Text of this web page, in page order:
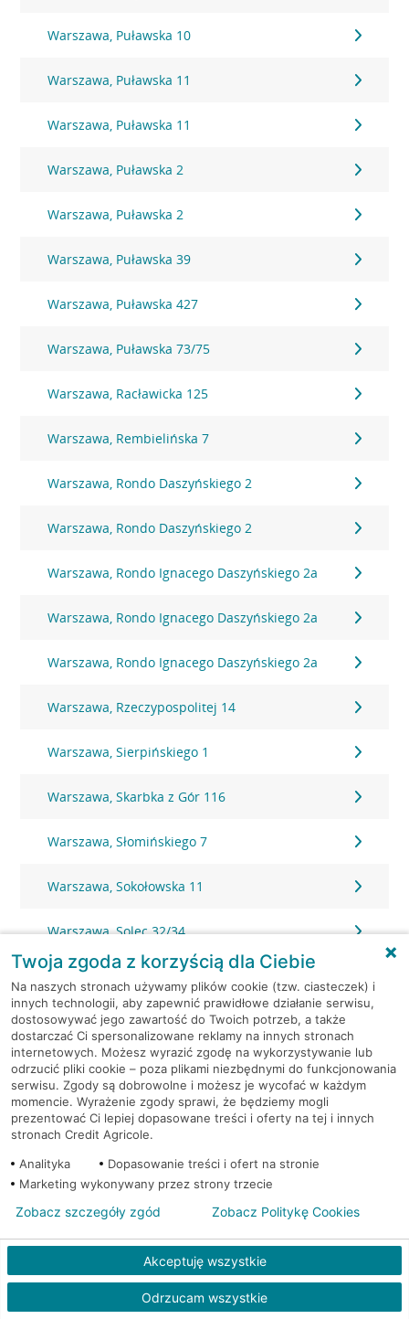
Warszawa, Puławska 10
Warszawa, Puławska 11
Warszawa, Puławska 11
Warszawa, Puławska 2
Warszawa, Puławska 2
Warszawa, Puławska 39
Warszawa, Puławska 427
Warszawa, Puławska 73/75
Warszawa, Racławicka 125
Warszawa, Rembielińska 7
Warszawa, Rondo Daszyńskiego 2
Warszawa, Rondo Daszyńskiego 2
Warszawa, Rondo Ignacego Daszyńskiego 2a
Warszawa, Rondo Ignacego Daszyńskiego 2a
Warszawa, Rondo Ignacego Daszyńskiego 2a
Warszawa, Rzeczypospolitej 14
Warszawa, Sierpińskiego 1
Warszawa, Skarbka z Gór 116
Warszawa, Słomińskiego 7
Warszawa, Sokołowska 11
Warszawa, Solec 32/34
Warszawa, Solidarności 95
Warszawa, Stalowa 60/64
Warszawa, Stawki 6.
Warszawa, Strażacka 104
Warszawa, Światowida 17
Warszawa, Światowida 17
Warszawa, Światowida 18
Twoja zgoda z korzyścią dla Ciebie
Na naszych stronach używamy plików cookie (tzw. ciasteczek) i
innych technologii, aby zapewnić prawidłowe działanie serwisu,
dostosowywać jego zawartość do Twoich potrzeb, a także
dostarczać Ci spersonalizowane reklamy na innych stronach
internetowych. Możesz wyrazić zgodę na wykorzystywanie lub
odrzucić pliki cookie – poza plikami niezbędnymi do funkcjonowania
serwisu. Zgody są dobrowolne i możesz je wycofać w każdym
momencie. Wyrażenie zgody sprawi, że będziemy mogli
prezentować Ci lepiej dopasowane treści i oferty na tej i innych
stronach Credit Agricole.
Analityka
Dopasowanie treści i ofert na stronie
Marketing wykonywany przez strony trzecie
Akceptuję wszystkie
Odrzucam wszystkie
Zobacz szczegóły zgód Zobacz Politykę Cookies